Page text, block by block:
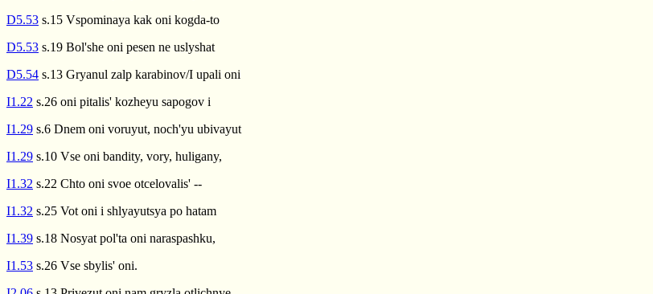
D5.53 s.15 Vspominaya kak oni kogda-to
D5.53 s.19 Bol'she oni pesen ne uslyshat
D5.54 s.13 Gryanul zalp karabinov/I upali oni
I1.22 s.26 oni pitalis' kozheyu sapogov i
I1.29 s.6 Dnem oni voruyut, noch'yu ubivayut
I1.29 s.10 Vse oni bandity, vory, huligany,
I1.32 s.22 Chto oni svoe otcelovalis' --
I1.32 s.25 Vot oni i shlyayutsya po hatam
I1.39 s.18 Nosyat pol'ta oni naraspashku,
I1.53 s.26 Vse sbylis' oni.